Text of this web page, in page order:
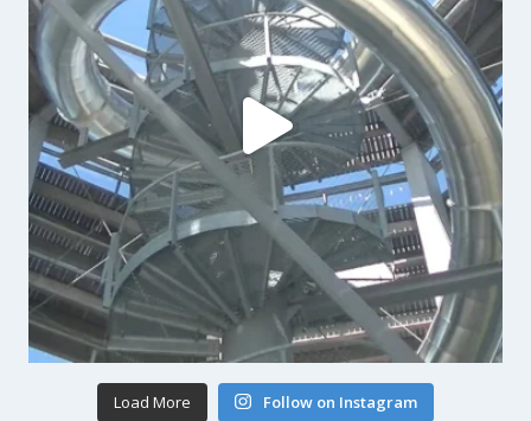
Load More Follow on Instagram